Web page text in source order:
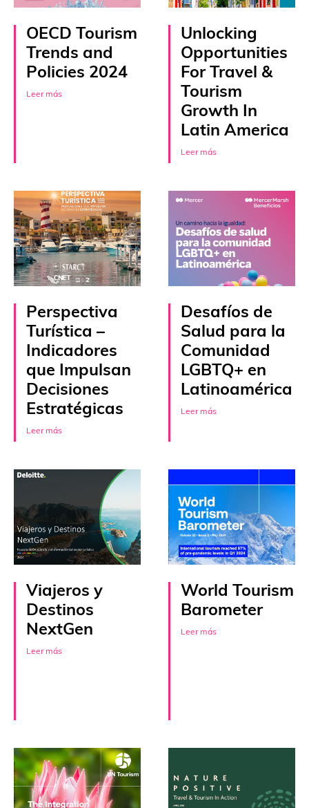
OECD Tourism
Trends and
Policies 2024
Leer más
Unlocking
Opportunities
For Travel &
Tourism
Growth In
Latin America
Leer más
Perspectiva
Turística –
Indicadores
que Impulsan
Decisiones
Estratégicas
Leer más
Desafíos de
Salud para la
Comunidad
LGBTQ+ en
Latinoamérica
Leer más
Viajeros y
Destinos
NextGen
Leer más
World Tourism
Barometer
Leer más